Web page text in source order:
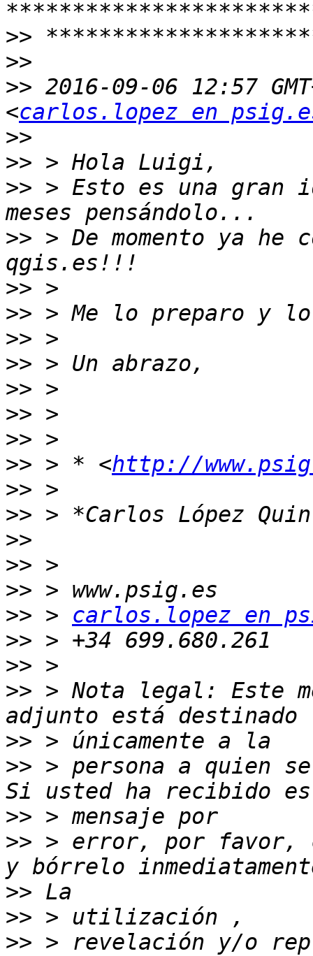
>>
>>
>> 2016-09-06 12:57
<carlos.lopez en
>>
>>
>> > Esto es una gran
>> > De momento ya he
>>
>>
>>
>>
>>
>>
>>
>> > * <http://
>>
>>
>>
>>
>>
>> > carlos.lopez en
>>
>>
>> > Nota legal: Este
>>
>> > persona a quien
>>
>> > error, por favor,
>>
>>
>> > revelación y/o